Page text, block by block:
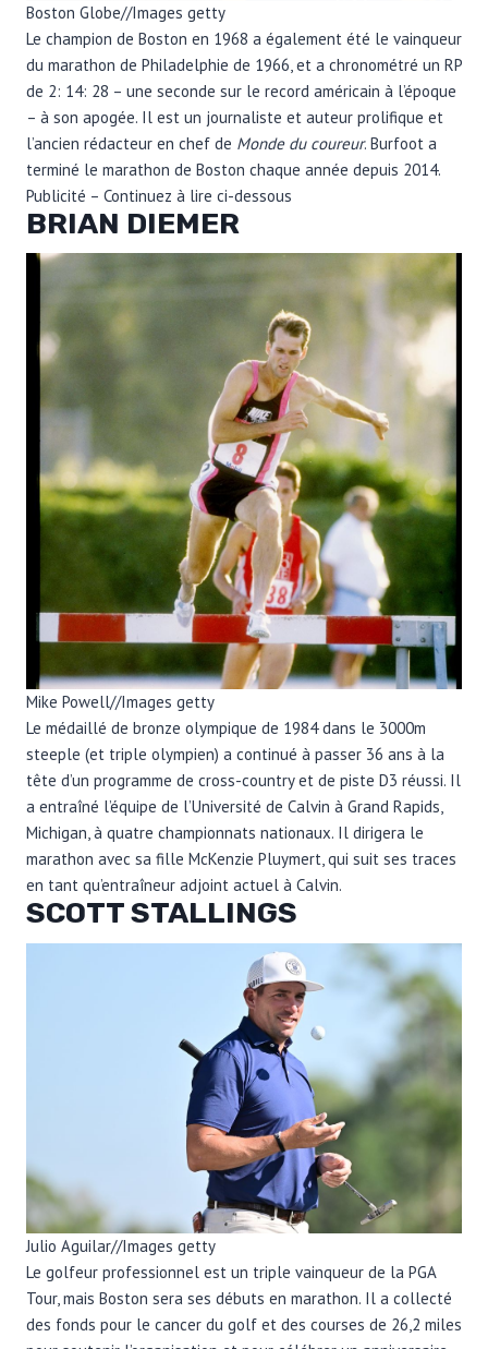
Boston Globe//Images getty
Le champion de Boston en 1968 a également été le vainqueur
du marathon de Philadelphie de 1966, et a chronométré un RP
de 2: 14: 28 – une seconde sur le record américain à l’époque
– à son apogée. Il est un journaliste et auteur prolifique et
l’ancien rédacteur en chef de Monde du coureur. Burfoot a
terminé le marathon de Boston chaque année depuis 2014.
Publicité – Continuez à lire ci-dessous
BRIAN DIEMER
Mike Powell//Images getty
Le médaillé de bronze olympique de 1984 dans le 3000m
steeple (et triple olympien) a continué à passer 36 ans à la
tête d’un programme de cross-country et de piste D3 réussi. Il
a entraîné l’équipe de l’Université de Calvin à Grand Rapids,
Michigan, à quatre championnats nationaux. Il dirigera le
marathon avec sa fille McKenzie Pluymert, qui suit ses traces
en tant qu’entraîneur adjoint actuel à Calvin.
SCOTT STALLINGS
Julio Aguilar//Images getty
Le golfeur professionnel est un triple vainqueur de la PGA
Tour, mais Boston sera ses débuts en marathon. Il a collecté
des fonds pour le cancer du golf et des courses de 26,2 miles